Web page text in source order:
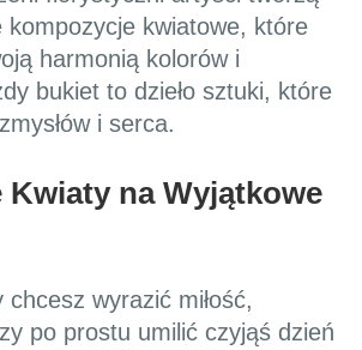
kompozycje kwiatowe, które
harmonią kolorów i
bukiet to dzieło sztuki, które
i serca.
Kwiaty na Wyjątkowe
wyrazić miłość,
po prostu umilić czyjąś dzień